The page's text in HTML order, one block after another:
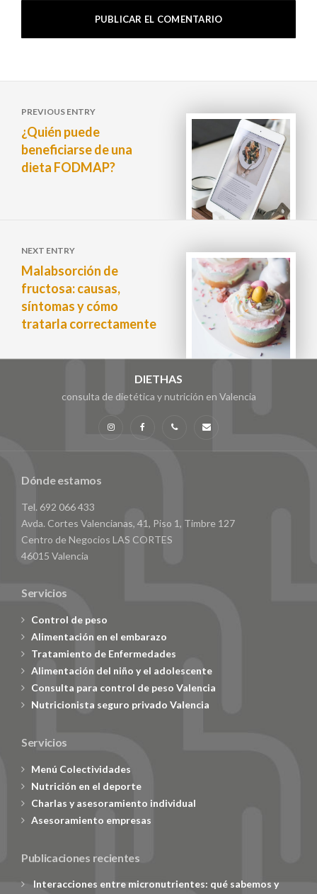
de
entradas
PREVIOUS ENTRY
¿Quién puede
beneficiarse de una
dieta FODMAP?
NEXT ENTRY
Malabsorción de
fructosa: causas,
síntomas y cómo
tratarla correctamente
DIETHAS
consulta de dietética y nutrición en Valencia
InstagramFacebookTeléfonoEmail
Dónde estamos
Tel. 692 066 433
Avda. Cortes Valencianas, 41, Piso 1, Timbre 127
Centro de Negocios LAS CORTES
46015 Valencia
Servicios
Control de peso
Alimentación en el embarazo
Tratamiento de Enfermedades
Alimentación del niño y el adolescente
Consulta para control de peso Valencia
Nutricionista seguro privado Valencia
Servicios
Menú Colectividades
Nutrición en el deporte
Charlas y asesoramiento individual
Asesoramiento empresas
Publicaciones recientes
Interacciones entre micronutrientes: qué sabemos y